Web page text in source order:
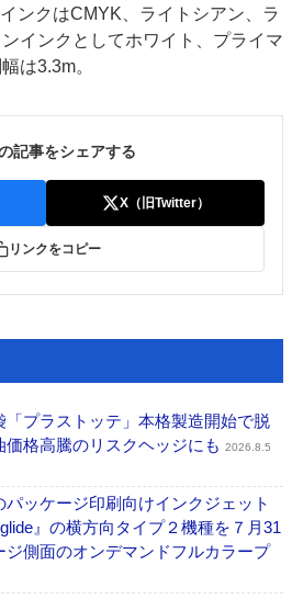
ンクはCMYK、ライトシアン、ラ
インクとしてホワイト、プライマ
は3.3m。
記事をシェアする
X（旧Twitter）
リンクをコピー
プラストッテ」本格製造開始で脱
格高騰のリスクヘッジにも 2026.8.5
ッケージ印刷向けインクジェット
』の横方向タイプ２機種を７月31
ジ側面のオンデマンドフルカラープ